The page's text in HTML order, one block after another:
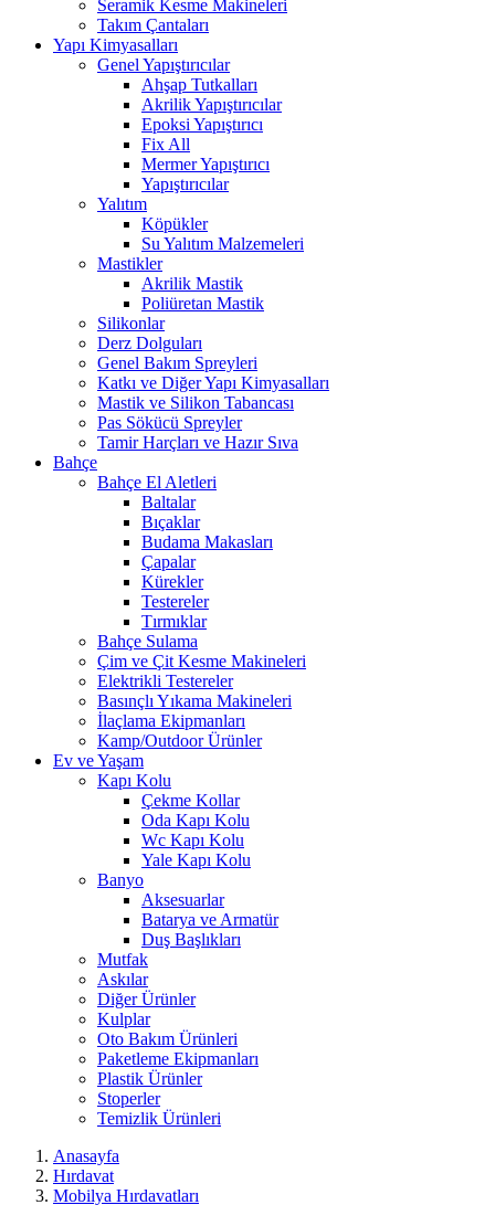
Seramik Kesme Makineleri
Takım Çantaları
Yapı Kimyasalları
Genel Yapıştırıcılar
Ahşap Tutkalları
Akrilik Yapıştırıcılar
Epoksi Yapıştırıcı
Fix All
Mermer Yapıştırıcı
Yapıştırıcılar
Yalıtım
Köpükler
Su Yalıtım Malzemeleri
Mastikler
Akrilik Mastik
Poliüretan Mastik
Silikonlar
Derz Dolguları
Genel Bakım Spreyleri
Katkı ve Diğer Yapı Kimyasalları
Mastik ve Silikon Tabancası
Pas Sökücü Spreyler
Tamir Harçları ve Hazır Sıva
Bahçe
Bahçe El Aletleri
Baltalar
Bıçaklar
Budama Makasları
Çapalar
Kürekler
Testereler
Tırmıklar
Bahçe Sulama
Çim ve Çit Kesme Makineleri
Elektrikli Testereler
Basınçlı Yıkama Makineleri
İlaçlama Ekipmanları
Kamp/Outdoor Ürünler
Ev ve Yaşam
Kapı Kolu
Çekme Kollar
Oda Kapı Kolu
Wc Kapı Kolu
Yale Kapı Kolu
Banyo
Aksesuarlar
Batarya ve Armatür
Duş Başlıkları
Mutfak
Askılar
Diğer Ürünler
Kulplar
Oto Bakım Ürünleri
Paketleme Ekipmanları
Plastik Ürünler
Stoperler
Temizlik Ürünleri
Anasayfa
Hırdavat
Mobilya Hırdavatları